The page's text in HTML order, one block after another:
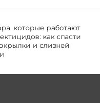
которые работают
как спасти
и слизней